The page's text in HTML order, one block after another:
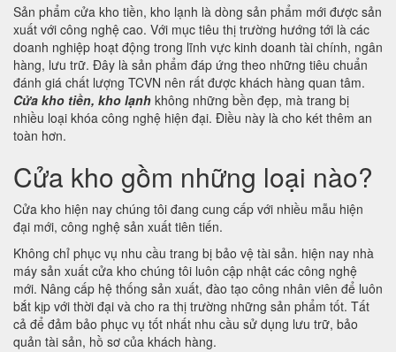
Sản phẩm cửa kho tiền, kho lạnh là dòng sản phẩm mới được sản
xuất với công nghệ cao. Với mục tiêu thị trường hướng tới là các
doanh nghiệp hoạt động trong lĩnh vực kinh doanh tài chính, ngân
hàng, lưu trữ. Đây là sản phẩm đáp ứng theo những tiêu chuẩn
đánh giá chất lượng TCVN nên rất được khách hàng quan tâm.
Cửa kho tiền, kho lạnh không những bền đẹp, mà trang bị
nhiều loại khóa công nghệ hiện đại. Điều này là cho két thêm an
toàn hơn.
Cửa kho gồm những loại nào?
Cửa kho hiện nay chúng tôi đang cung cấp với nhiều mẫu hiện
đại mới, công nghệ sản xuất tiên tiến.
Không chỉ phục vụ nhu cầu trang bị bảo vệ tài sản. hiện nay nhà
máy sản xuất cửa kho chúng tôi luôn cập nhật các công nghệ
mới. Nâng cấp hệ thống sản xuất, đào tạo công nhân viên để luôn
bắt kịp với thời đại và cho ra thị trường những sản phẩm tốt. Tất
cả để đảm bảo phục vụ tốt nhất nhu cầu sử dụng lưu trữ, bảo
quản tài sản, hồ sơ của khách hàng.